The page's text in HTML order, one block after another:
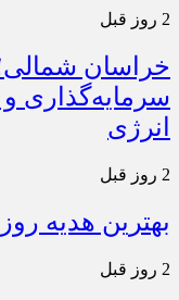
2 روز قبل
خراسان
سرمایه‌گذاری و
انرژی
2 روز قبل
بهترین هدیه روز
2 روز قبل